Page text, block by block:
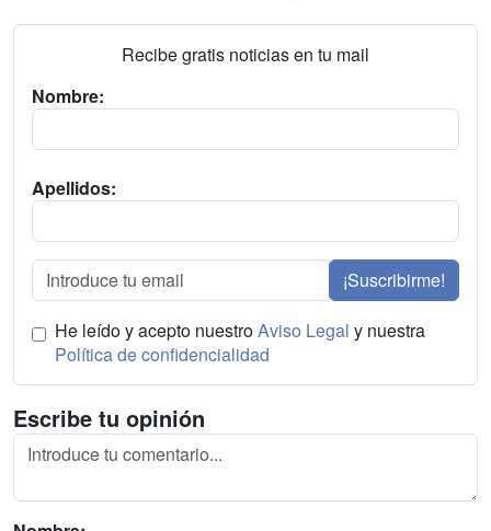
Recibe gratis noticias en tu mail
Nombre:
Apellidos:
¡Suscribirme!
He leído y acepto nuestroAviso Legal y nuestra
Política de confidencialidad
Escribe tu opinión